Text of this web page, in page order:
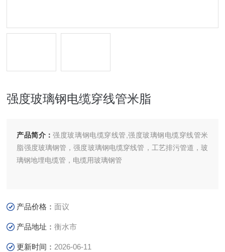
强度玻璃钢电缆穿线管米脂
产品简介：强度玻璃钢电缆穿线管,强度玻璃钢电缆穿线管米
脂强度玻璃钢管，强度玻璃钢电缆穿线管，工艺排污管道，玻
璃钢地埋电缆管，电缆用玻璃钢管
产品价格：面议
产品地址：衡水市
更新时间： 2026-06-11